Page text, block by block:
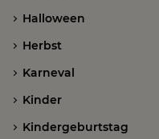
Halloween
Herbst
Karneval
Kinder
Kindergeburtstag